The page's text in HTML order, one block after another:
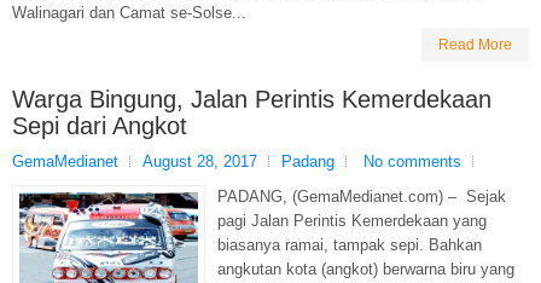
Walinagari dan Camat se-Solse...
Read More
Warga Bingung, Jalan Perintis Kemerdekaan
Sepi dari Angkot
GemaMedianet August 28, 2017 Padang
No comments
PADANG, (GemaMedianet.com) – Sejak
pagi Jalan Perintis Kemerdekaan yang
biasanya ramai, tampak sepi. Bahkan
angkutan kota (angkot) berwarna biru yang